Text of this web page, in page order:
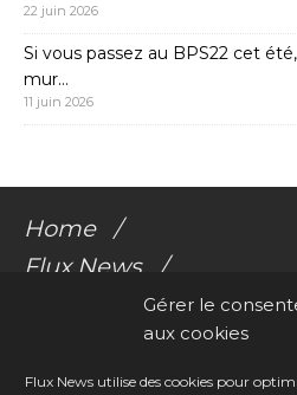
Gérer le
aux cookies
Flux News utilise des cookies pour
22 juin 2026
Si vous passez au BPS22 cet
mur…
11 juin 2026
Home
Flux News
Galerie Flux
Videos